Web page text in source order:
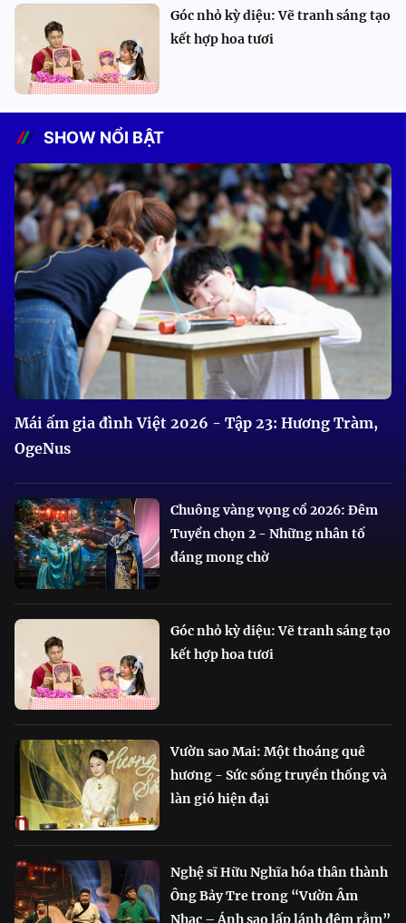
Góc nhỏ kỳ diệu: Vẽ tranh sáng tạo
kết hợp hoa tươi
SHOW NỔI BẬT
Mái ấm gia đình Việt 2026 - Tập 23: Hương Tràm,
OgeNus
Chuông vàng vọng cổ 2026: Đêm
Tuyển chọn 2 - Những nhân tố
đáng mong chờ
Góc nhỏ kỳ diệu: Vẽ tranh sáng tạo
kết hợp hoa tươi
Vườn sao Mai: Một thoáng quê
hương - Sức sống truyền thống và
làn gió hiện đại
Nghệ sĩ Hữu Nghĩa hóa thân thành
Ông Bảy Tre trong “Vườn Âm
Nhạc – Ánh sao lấp lánh đêm rằm”